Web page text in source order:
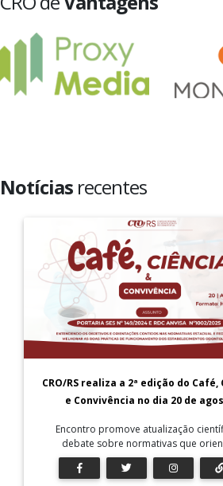
Notícias recentes
CRO/RS realiza a 2ª edição do Café,
e Convivência no dia 20 de
Encontro promove atualização
debate sobre normativas que